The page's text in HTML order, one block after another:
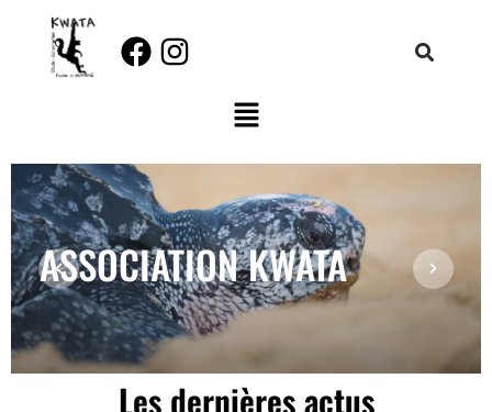
Aller
ASSOCIATION KWATA
Les dernières actus